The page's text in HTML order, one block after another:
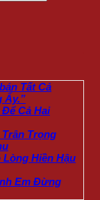
Tất Cả
Ấy.”
Cả Hai
Trọng
Lòng Hiền Hậu
Em Đừng